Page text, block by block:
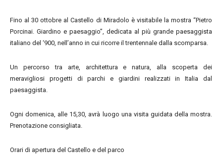
Fino al 30 ottobre al Castello di Miradolo è visitabile la mostra “Pietro
Porcinai. Giardino e paesaggio”, dedicata al più grande paesaggista
italiano del ‘900, nell’anno in cui ricorre il trentennale dalla scomparsa.
Un percorso tra arte, architettura e natura, alla scoperta dei
meravigliosi progetti di parchi e giardini realizzati in Italia dal
paesaggista.
Ogni domenica, alle 15,30, avrà luogo una visita guidata della mostra.
Prenotazione consigliata.
Orari di apertura del Castello e del parco